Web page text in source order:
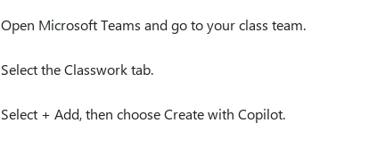
Open Microsoft Teams and go to your class team.
Select the Classwork tab.
Select + Add, then choose Create with Copilot.